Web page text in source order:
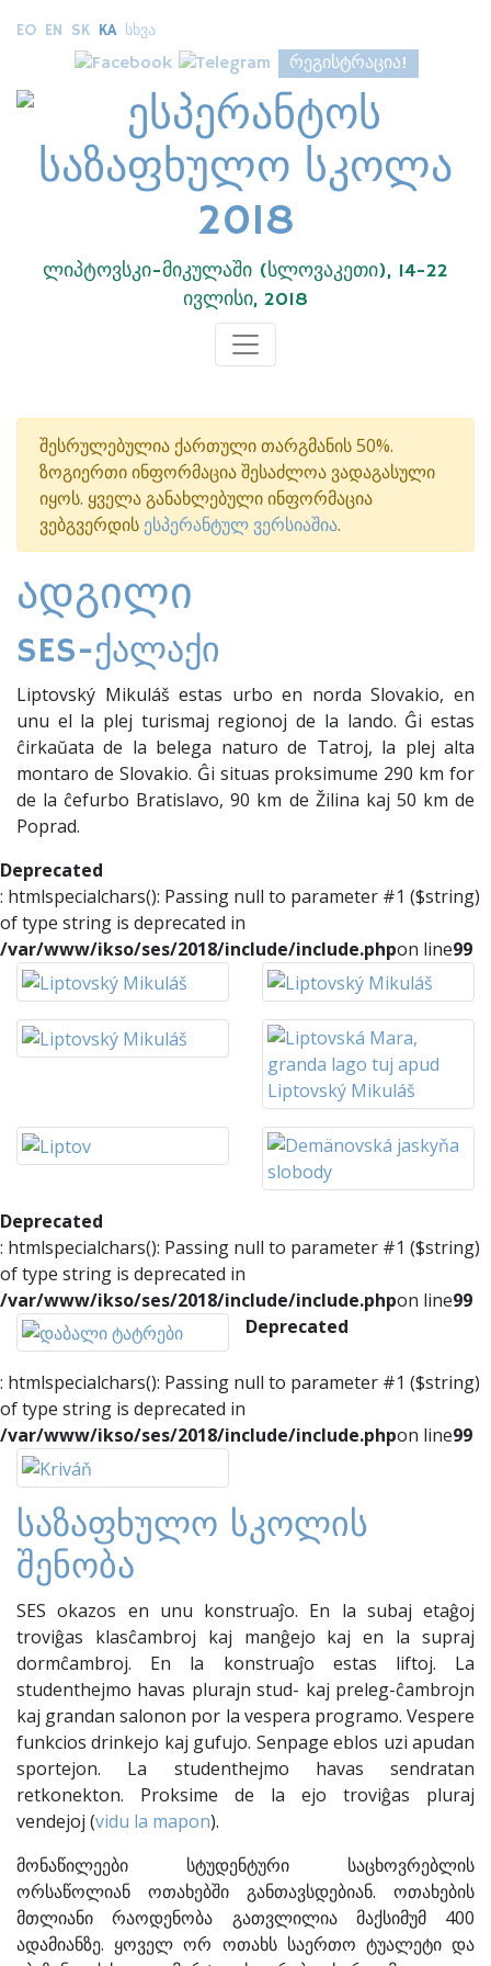
EO EN SK KA ᲡᲮᲕᲐ
ᲠᲔᲒᲘᲡᲢᲠᲐᲪᲘᲐ!
ლიპტოვსკი-მიკულაში (სლოვაკეთი), 14-22
ივლისი, 2018
შესრულებულია ქართული თარგმანის 50%.
ზოგიერთი ინფორმაცია შესაძლოა ვადაგასული
იყოს. ყველა განახლებული ინფორმაცია
ვებგვერდის ესპერანტულ ვერსიაშია.
ᲐᲓᲒᲘᲚᲘ
SES-ქალაქი
Liptovský Mikuláš estas urbo en norda Slovakio, en
unu el la plej turismaj regionoj de la lando. Ĝi estas
ĉirkaŭata de la belega naturo de Tatroj, la plej alta
montaro de Slovakio. Ĝi situas proksimume 290 km for
de la ĉefurbo Bratislavo, 90 km de Žilina kaj 50 km de
Poprad.
Deprecated
: htmlspecialchars(): Passing null to parameter #1 ($string)
of type string is deprecated in
/var/www/ikso/ses/2018/include/include.phpon line99
Deprecated
: htmlspecialchars(): Passing null to parameter #1 ($string)
of type string is deprecated in
/var/www/ikso/ses/2018/include/include.phpon line99
Deprecated
: htmlspecialchars(): Passing null to parameter #1 ($string)
of type string is deprecated in
/var/www/ikso/ses/2018/include/include.phpon line99
საზაფხულო სკოლის
შენობა
SES okazos en unu konstruaĵo. En la subaj etaĝoj
troviĝas klasĉambroj kaj manĝejo kaj en la supraj
dormĉambroj. En la konstruaĵo estas liftoj. La
studenthejmo havas plurajn stud- kaj preleg-ĉambrojn
kaj grandan salonon por la vespera programo. Vespere
funkcios drinkejo kaj gufujo. Senpage eblos uzi apudan
sportejon. La studenthejmo havas sendratan
retkonekton. Proksime de la ejo troviĝas pluraj
vendejoj (vidu la mapon).
მონაწილეები სტუდენტური საცხოვრებლის
ორსაწოლიან ოთახებში განთავსდებიან. ოთახების
მთლიანი რაოდენობა გათვლილია მაქსიმუმ 400
ადამიანზე. ყოველ ორ ოთახს საერთო ტუალეტი და